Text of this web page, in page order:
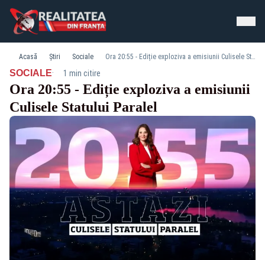
Acasă Știri Sociale Ora 20:55 - Ediție exploziva a emisiunii Culisele Statului Paralel
SOCIALE· 1 min citire
Ora 20:55 - Ediție exploziva a emisiunii
Culisele Statului Paralel